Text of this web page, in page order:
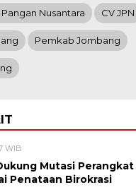
Pangan Nusantara CV JPN
Pemkab Jombang
WIB
Mutasi Perangkat
Penataan Birokrasi